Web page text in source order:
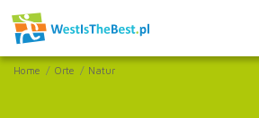
Home Orte Natur